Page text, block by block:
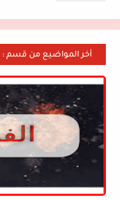
أخر المواضيع من قسم :